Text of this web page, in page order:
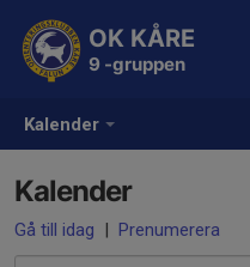
Kalender
OK KÅRE
9 -gruppen
Kalender
Gå till idag | Prenumerera